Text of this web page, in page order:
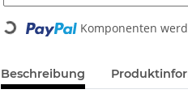
Loading... Komponenten
Beschreibung